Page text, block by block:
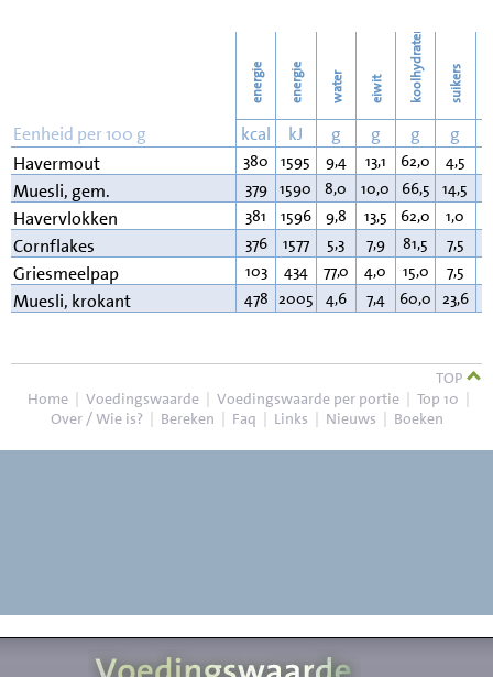
139
energie energie water eiwit koolhydraten suikers
Eenheid per 100 g kcal kJ g g g g
Havermout
380 1595 9,4 13,1 62,0 4,5
Muesli, gem. 379 1590 8,0 10,0 66,5 14,5
Havervlokken 381 1596 9,8 13,5 62,0 1,0
Cornflakes 376 1577 5,3 7,9 81,5 7,5
Griesmeelpap 103 434 77,0 4,0 15,0 7,5
Muesli, krokant 478 2005 4,6 7,4 60,0 23,6
TOP
Home | Voedingswaarde | Voedingswaarde per portie | Top 10 |
Over / Wie is? | Bereken | Faq | Links | Nieuws | Boeken